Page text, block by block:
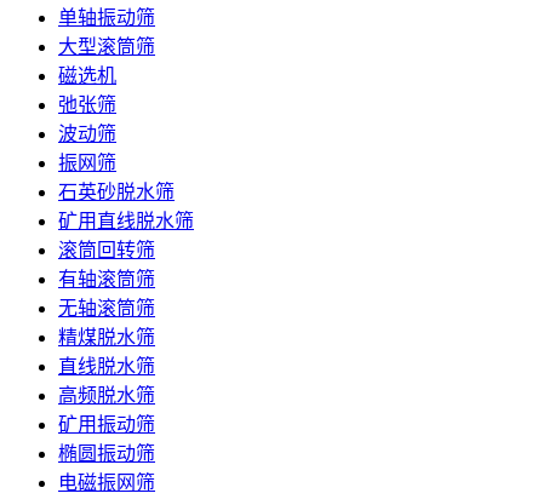
单轴振动筛
大型滚筒筛
磁选机
弛张筛
波动筛
振网筛
石英砂脱水筛
矿用直线脱水筛
滚筒回转筛
有轴滚筒筛
无轴滚筒筛
精煤脱水筛
直线脱水筛
高频脱水筛
矿用振动筛
椭圆振动筛
电磁振网筛